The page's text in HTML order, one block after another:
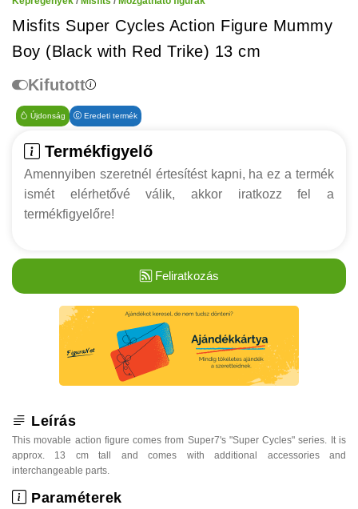
Misfits Super Cycles Action Figure Mummy
Boy (Black with Red Trike) 13 cm
Kifutott
Újdonság Eredeti termék
Termékfigyelő
Amennyiben szeretnél értesítést kapni, ha ez a termék
ismét elérhetővé válik, akkor iratkozz fel a
termékfigyelőre!
Feliratkozás
Leírás
This movable action figure comes from Super7's "Super Cycles" series. It is
approx. 13 cm tall and comes with additional accessories and
interchangeable parts.
Paraméterek